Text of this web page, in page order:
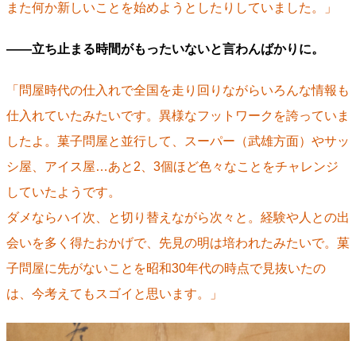
また何か新しいことを始めようとしたりしていました。」
――立ち止まる時間がもったいないと言わんばかりに。
「問屋時代の仕入れで全国を走り回りながらいろんな情報も
仕入れていたみたいです。異様なフットワークを誇っていま
したよ。菓子問屋と並行して、スーパー（武雄方面）やサッ
シ屋、アイス屋…あと2、3個ほど色々なことをチャレンジ
していたようです。
ダメならハイ次、と切り替えながら次々と。経験や人との出
会いを多く得たおかげで、先見の明は培われたみたいで。菓
子問屋に先がないことを昭和30年代の時点で見抜いたの
は、今考えてもスゴイと思います。」